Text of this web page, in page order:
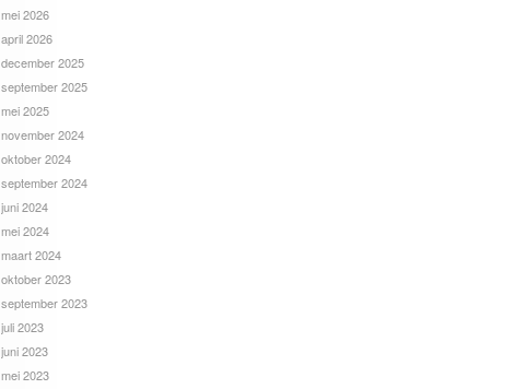
mei 2026
april 2026
december 2025
september 2025
mei 2025
november 2024
oktober 2024
september 2024
juni 2024
mei 2024
maart 2024
oktober 2023
september 2023
juli 2023
juni 2023
mei 2023